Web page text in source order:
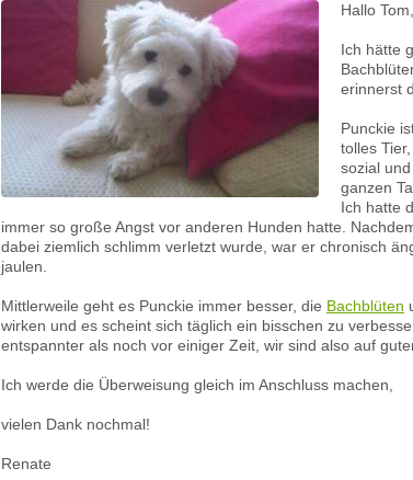
Hallo Tom,
Ich hätte
erinnerst
Punckie
tolles
sozial
ganzen
Ich hatte
immer so große Angst vor anderen Hunden hatte.
dabei ziemlich schlimm verletzt wurde, war er chronisch
jaulen.
Mittlerweile geht es Punckie immer besser, die Bachblüten
wirken und es scheint sich täglich ein bisschen zu
entspannter als noch vor einiger Zeit, wir sind also auf
Ich werde die Überweisung gleich im Anschluss machen,
vielen Dank nochmal!
Renate